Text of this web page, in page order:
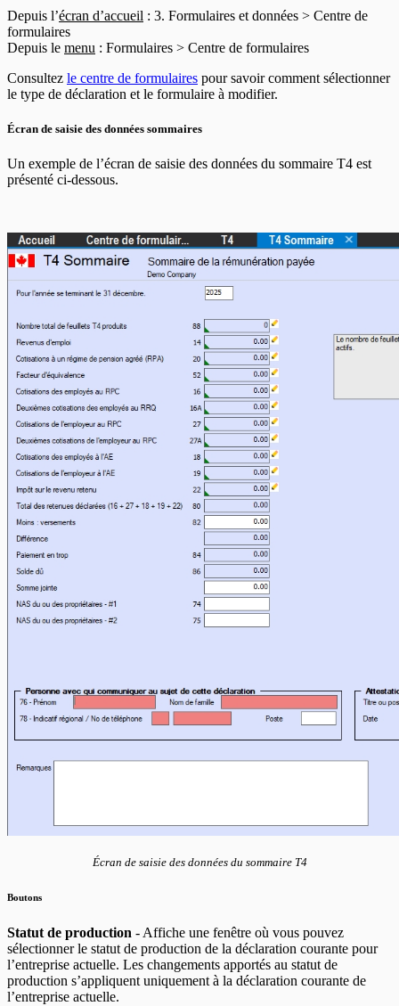
En-têtes T5013
En-têtes CELI
Depuis l’écran d’accueil : 3. Formulaires et données > Centre de
formulaires
Depuis le menu : Formulaires > Centre de formulaires
Consultez le centre de formulaires pour savoir comment sélectionner
le type de déclaration et le formulaire à modifier.
Écran de saisie des données sommaires
Un exemple de l’écran de saisie des données du sommaire T4 est
présenté ci-dessous.
Écran de saisie des données du sommaire T4
Boutons
Statut de production - Affiche une fenêtre où vous pouvez
sélectionner le statut de production de la déclaration courante pour
l’entreprise actuelle. Les changements apportés au statut de
production s’appliquent uniquement à la déclaration courante de
l’entreprise actuelle.